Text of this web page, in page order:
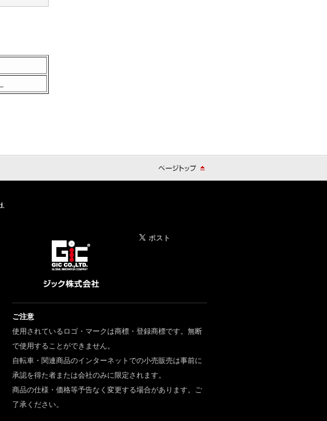
ご注意
使用されているロゴ・マークは商標・登録商標です。無断
で使用することができません。
自転車・関連商品のインターネットでの小売販売は事前に
承認を得た者または会社のみに限定されます。
商品の仕様・価格等予告なく変更する場合があります。ご
了承ください。